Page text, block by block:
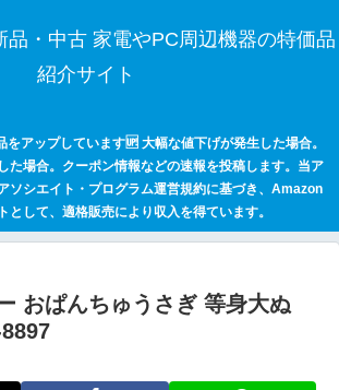
品・中古 家電やPC周辺機器の特価品
紹介サイト
アップしています🆙 大幅な値下げが発生した場合。
た場合。クーポン情報などの速報を投稿します。当ア
ソシエイト・プログラム運営規約に基づき、Amazon
として、適格販売により収入を得ています。
おぱんちゅうさぎ 等身大ぬ
まとめサイト